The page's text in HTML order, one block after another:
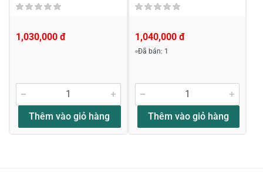
1,030,000 đ
Thêm vào giỏ hàng
1,040,000 đ
Đã bán: 1
Thêm vào giỏ hàng